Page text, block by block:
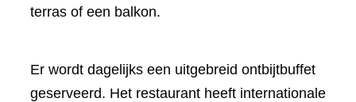
terras of een balkon.
Er wordt dagelijks een uitgebreid ontbijtbuffet
geserveerd. Het restaurant heeft internationale